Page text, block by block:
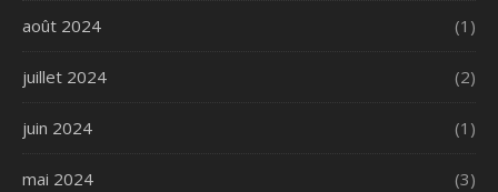
août 2024 (1)
juillet 2024 (2)
juin 2024 (1)
mai 2024 (3)